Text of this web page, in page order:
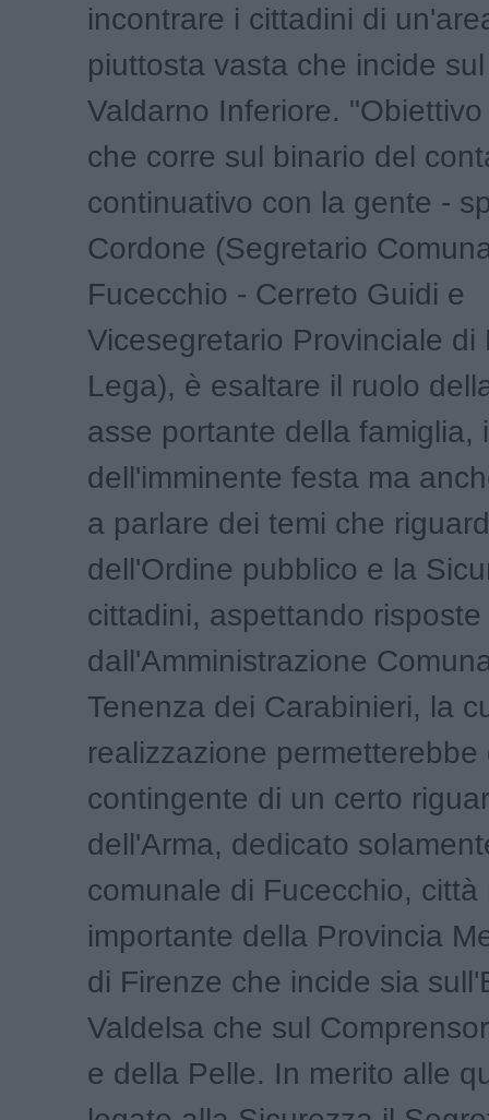
incontrare i cittadini di
piuttosta vasta che incide
Valdarno Inferiore.
che corre sul binario del
continuativo con la gente -
Cordone (Segretario
Fucecchio - Cerreto Guidi e
Vicesegretario Provinciale di
Lega), è esaltare il ruolo
asse portante della famiglia,
dell'imminente festa ma
a parlare dei temi che
dell'Ordine pubblico e la
cittadini, aspettando
dall'Amministrazione
Tenenza dei Carabinieri, la
realizzazione
contingente di un certo
dell'Arma, dedicato
comunale di Fucecchio, città
importante della Provincia
di Firenze che incide sia
Valdelsa che sul
e della Pelle. In merito alle